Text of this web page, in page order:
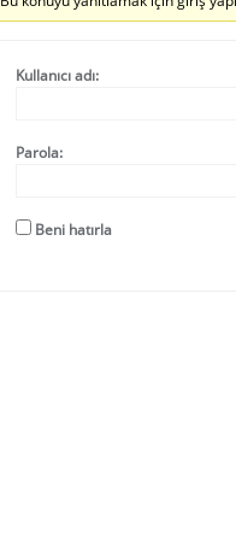
Kullanıcı adı:
Parola:
Beni hatırla